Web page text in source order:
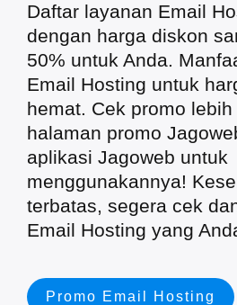
Daftar layanan Email
dengan harga diskon
50% untuk Anda.
Email Hosting untuk
hemat. Cek promo
halaman promo
aplikasi Jagoweb untuk
menggunakannya!
terbatas, segera cek
Email Hosting yang
Promo Email Hosting